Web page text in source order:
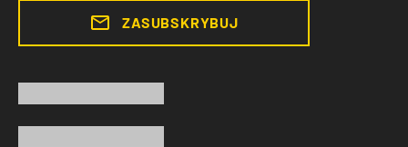
ZASUBSKRYBUJ